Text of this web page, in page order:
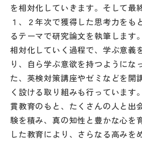
NettyLandかわら版
その他
お問い合わせ
個人情報保護方針
サイトマップ
を相対化していきます。そして最
１、２年次で獲得した思考力をも
るテーマで研究論文を執筆します
相対化していく過程で、学ぶ意義
り、自ら学ぶ意欲を持つようにな
た、英検対策講座やゼミなどを開
く設ける取り組みも行っています
貫教育のもと、たくさんの人と出
験を積み、真の知性と豊かな心を
した教育により、さらなる高みを